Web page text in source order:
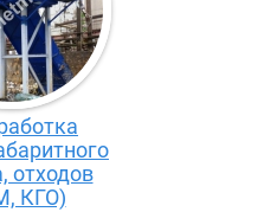
отходов
КГО)